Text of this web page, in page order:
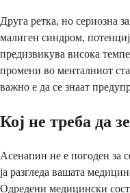
Друга ретка, но сериозна
малиген синдром,
предизвикува висока
промени во менталниот
важно е да се знаат
Кој не треба да
Асенапин не е погоден за
ја разгледа вашата
Одредени медицински